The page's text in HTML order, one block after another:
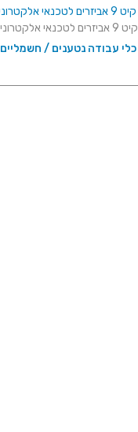
קיט 9 אביזרים לטכנאי אלקטרוניקה - PROXXON 28930
קיט 9 אביזרים לטכנאי אלקטרוניקה - PROXXON 28930 ...
כלי עבודה נטענים / חשמליים